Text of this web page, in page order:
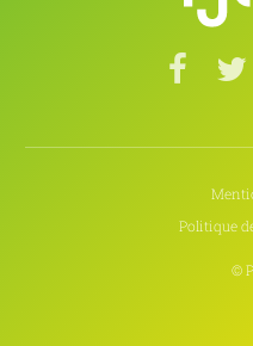
Politique
©